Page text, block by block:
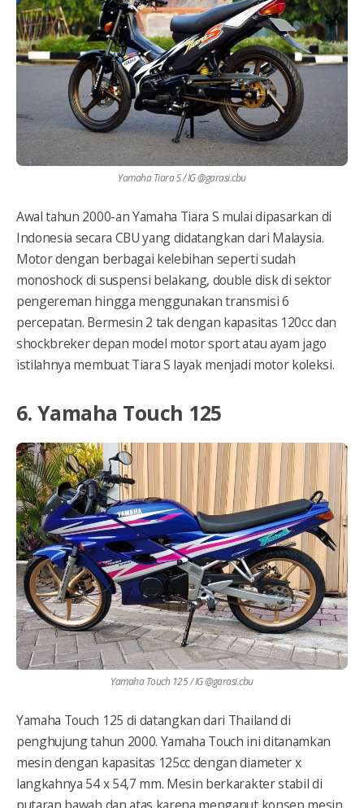
Yamaha Tiara S / IG @garasi.cbu
Awal tahun 2000-an Yamaha Tiara S mulai dipasarkan di
Indonesia secara CBU yang didatangkan dari Malaysia.
Motor dengan berbagai kelebihan seperti sudah
monoshock di suspensi belakang, double disk di sektor
pengereman hingga menggunakan transmisi 6
percepatan. Bermesin 2 tak dengan kapasitas 120cc dan
shockbreker depan model motor sport atau ayam jago
istilahnya membuat Tiara S layak menjadi motor koleksi.
6. Yamaha Touch 125
Yamaha Touch 125 / IG @garasi.cbu
Yamaha Touch 125 di datangkan dari Thailand di
penghujung tahun 2000. Yamaha Touch ini ditanamkan
mesin dengan kapasitas 125cc dengan diameter x
langkahnya 54 x 54,7 mm. Mesin berkarakter stabil di